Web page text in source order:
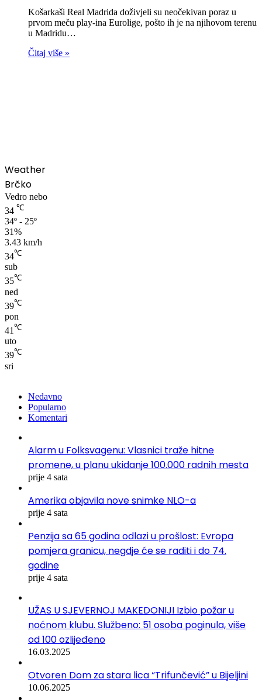
Košarkaši Real Madrida doživjeli su neočekivan poraz u
prvom meču play-ina Eurolige, pošto ih je na njihovom terenu
u Madridu…
Čitaj više »
Weather
Brčko
Vedro nebo
34 ℃
34º - 25º
31%
3.43 km/h
34℃
sub
35℃
ned
39℃
pon
41℃
uto
39℃
sri
Nedavno
Popularno
Komentari
Alarm u Folksvagenu: Vlasnici traže hitne
promene, u planu ukidanje 100.000 radnih mesta
prije 4 sata
Amerika objavila nove snimke NLO-a
prije 4 sata
Penzija sa 65 godina odlazi u prošlost: Evropa
pomjera granicu, negdje će se raditi i do 74.
godine
prije 4 sata
UŽAS U SJEVERNOJ MAKEDONIJI Izbio požar u
noćnom klubu. Službeno: 51 osoba poginula, više
od 100 ozlijeđeno
16.03.2025
Otvoren Dom za stara lica “Trifunčević” u Bijeljini
10.06.2025